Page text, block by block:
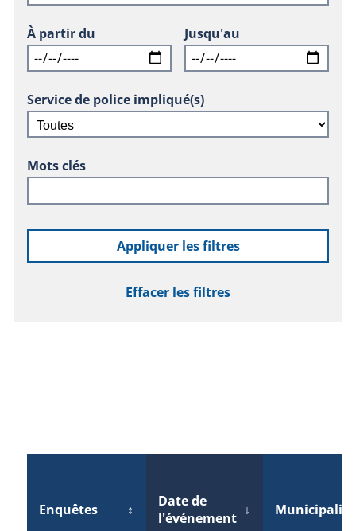
À partir du Jusqu'au
Service de police impliqué(s)
Mots clés
Appliquer les filtres
Effacer les filtres
Enquêtes ↕
Date de
l'événement ↓ Municipalité